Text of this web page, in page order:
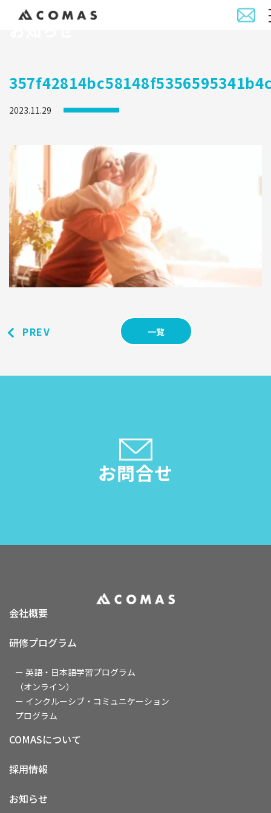
2023.11.29
PREV 一覧
お問合せ
会社概要
採用情報
研修プログラム
ー 英語・日本語学習プログラム
（オンライン）
ー インクルーシブ・コミュニケーション
プログラム
お知らせ
COMASについて